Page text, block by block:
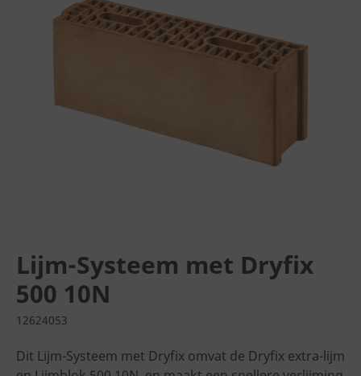
Lijm-Systeem met Dryfix
500 10N
12624053
Dit Lijm-Systeem met Dryfix omvat de Dryfix extra-lijm